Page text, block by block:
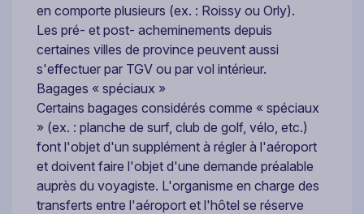
en comporte plusieurs (ex. : Roissy ou Orly).
Les pré- et post- acheminements depuis
certaines villes de province peuvent aussi
s'effectuer par TGV ou par vol intérieur.
Bagages « spéciaux »
Certains bagages considérés comme « spéciaux
» (ex. : planche de surf, club de golf, vélo, etc.)
font l'objet d'un supplément à régler à l'aéroport
et doivent faire l'objet d'une demande préalable
auprès du voyagiste. L'organisme en charge des
transferts entre l'aéroport et l'hôtel se réserve